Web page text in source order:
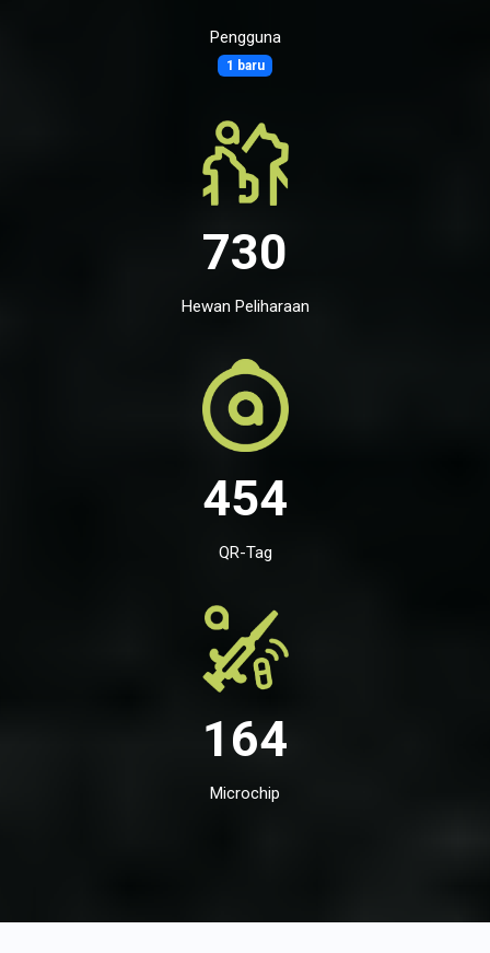
Pengguna
1 baru
730
Hewan Peliharaan
454
QR-Tag
164
Microchip